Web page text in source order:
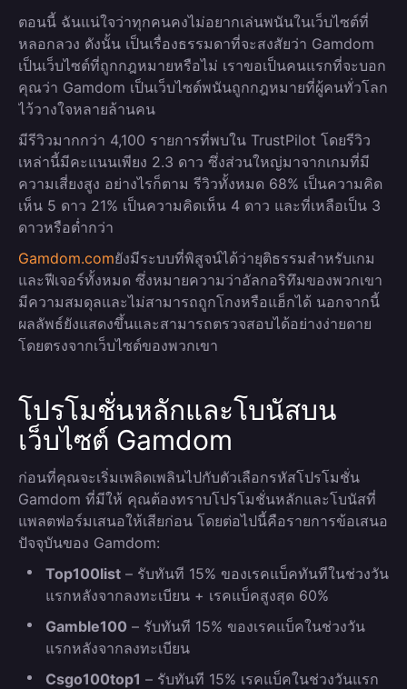
ตอนนี้ ฉันแน่ใจว่าทุกคนคงไม่อยากเล่นพนันในเว็บไซต์ที่
หลอกลวง ดังนั้น เป็นเรื่องธรรมดาที่จะสงสัยว่า Gamdom
เป็นเว็บไซต์ที่ถูกกฎหมายหรือไม่ เราขอเป็นคนแรกที่จะบอก
คุณว่า Gamdom เป็นเว็บไซต์พนันถูกกฎหมายที่ผู้คนทั่วโลก
ไว้วางใจหลายล้านคน
มีรีวิวมากกว่า 4,100 รายการที่พบใน TrustPilot โดยรีวิว
เหล่านี้มีคะแนนเพียง 2.3 ดาว ซึ่งส่วนใหญ่มาจากเกมที่มี
ความเสี่ยงสูง อย่างไรก็ตาม รีวิวทั้งหมด 68% เป็นความคิด
เห็น 5 ดาว 21% เป็นความคิดเห็น 4 ดาว และที่เหลือเป็น 3
ดาวหรือต่ำกว่า
Gamdom.comยังมีระบบที่พิสูจน์ได้ว่ายุติธรรมสำหรับเกม
และฟีเจอร์ทั้งหมด ซึ่งหมายความว่าอัลกอริทึมของพวกเขา
มีความสมดุลและไม่สามารถถูกโกงหรือแฮ็กได้ นอกจากนี้
ผลลัพธ์ยังแสดงขึ้นและสามารถตรวจสอบได้อย่างง่ายดาย
โดยตรงจากเว็บไซต์ของพวกเขา
โปรโมชั่นหลักและโบนัสบน
เว็บไซต์ Gamdom
ก่อนที่คุณจะเริ่มเพลิดเพลินไปกับตัวเลือกรหัสโปรโมชั่น
Gamdom ที่มีให้ คุณต้องทราบโปรโมชั่นหลักและโบนัสที่
แพลตฟอร์มเสนอให้เสียก่อน โดยต่อไปนี้คือรายการข้อเสนอ
ปัจจุบันของ Gamdom:
Top100list – รับทันที 15% ของเรคแบ็คทันทีในช่วงวัน
แรกหลังจากลงทะเบียน + เรคแบ็คสูงสุด 60%
Gamble100 – รับทันที 15% ของเรคแบ็คในช่วงวัน
แรกหลังจากลงทะเบียน
Csgo100top1 – รับทันที 15% เรคแบ็คในช่วงวันแรก